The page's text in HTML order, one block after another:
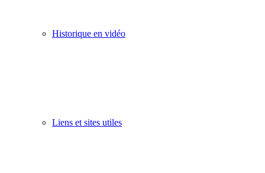
Historique en vidéo
Liens et sites utiles